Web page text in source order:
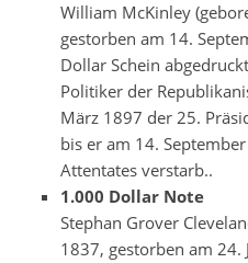
William McKinley
gestorben am 14.
Dollar Schein
Politiker der
März 1897 der 25.
bis er am 14.
Attentates verstarb..
1.000 Dollar Note
Stephan Grover
1837, gestorben am